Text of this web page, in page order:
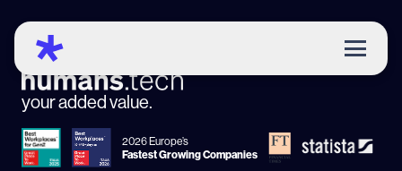
your added value.
2026 Europe’s
Fastest Growing Companies